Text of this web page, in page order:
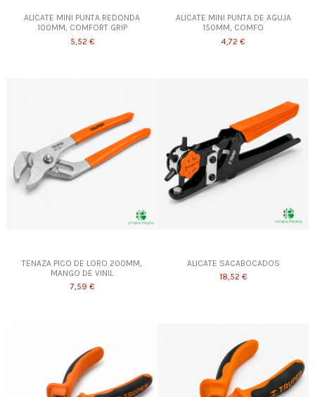
ALICATE MINI PUNTA REDONDA
100MM, COMFORT GRIP
5,52 €
ALICATE MINI PUNTA DE AGUJA
150MM, COMFO
4,72 €
TENAZA PICO DE LORO 200MM,
MANGO DE VINIL
7,59 €
ALICATE SACABOCADOS
18,52 €